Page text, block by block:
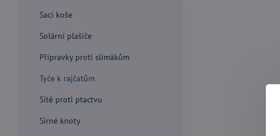
Sací koše
Solární plašiče
Přípravky proti slimákům
Tyče k rajčatům
Sítě proti ptactvu
Sirné knoty